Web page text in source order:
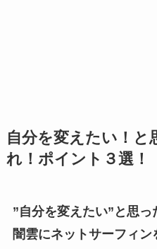
自分を変えたい！と
れ！ポイント３選！
”自分を変えたい”と思っ
闇雲にネットサーフィン